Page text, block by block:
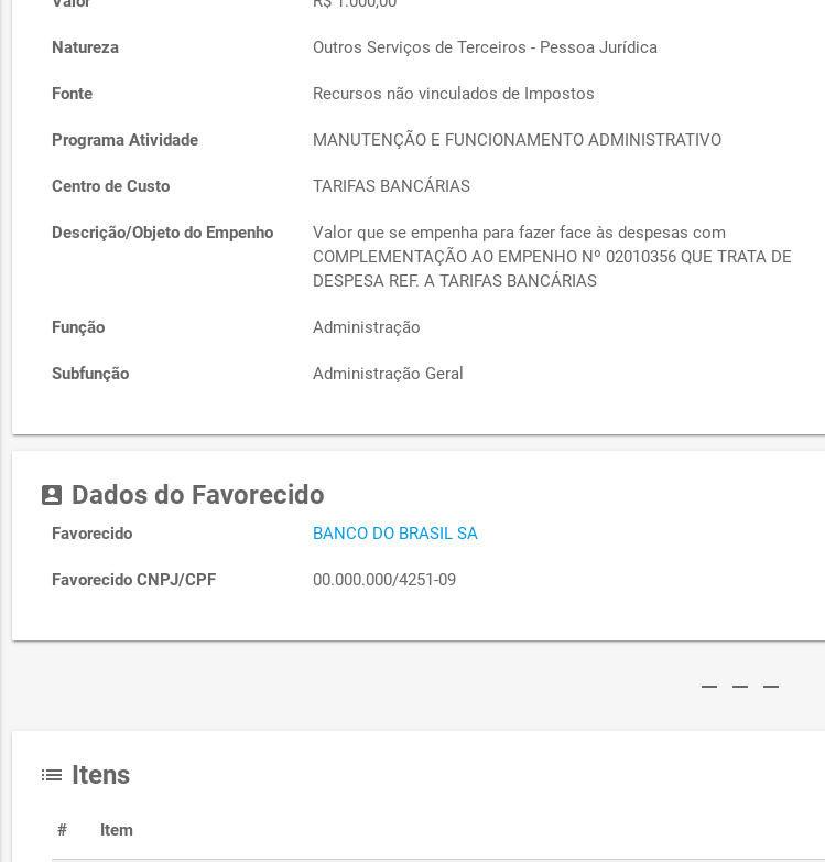
Natureza Outros Serviços de Terceiros - Pessoa Jurídica
Fonte Recursos não vinculados de Impostos
Programa Atividade MANUTENÇÃO E FUNCIONAMENTO ADMINISTRATIVO
Centro de Custo TARIFAS BANCÁRIAS
Descrição/Objeto do Empenho
Valor que se empenha para fazer face às despesas com
COMPLEMENTAÇÃO AO EMPENHO Nº 02010356 QUE TRATA DE
DESPESA REF. A TARIFAS BANCÁRIAS
Função Administração
Subfunção Administração Geral
account_box Dados do Favorecido
Favorecido BANCO DO BRASIL SA
Favorecido CNPJ/CPF 00.000.000/4251-09
remove remove remove
list Itens
# Item